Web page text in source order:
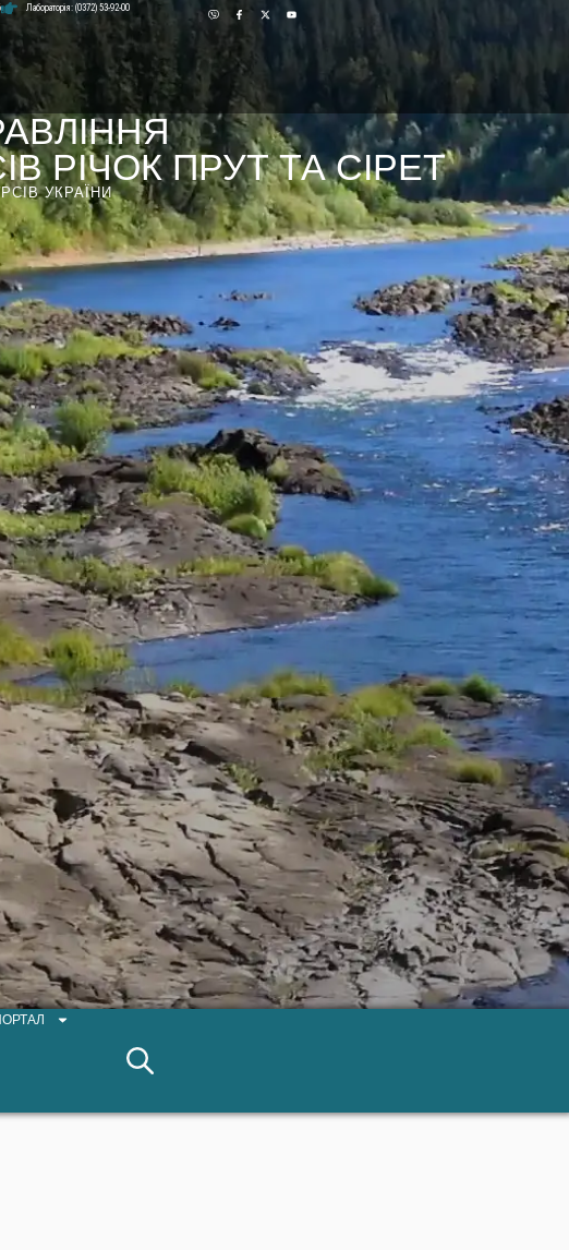
Лабораторія: (0372) 53-92-00
РІЧОК ПРУТ ТА СІРЕТ
УКРАЇНИ